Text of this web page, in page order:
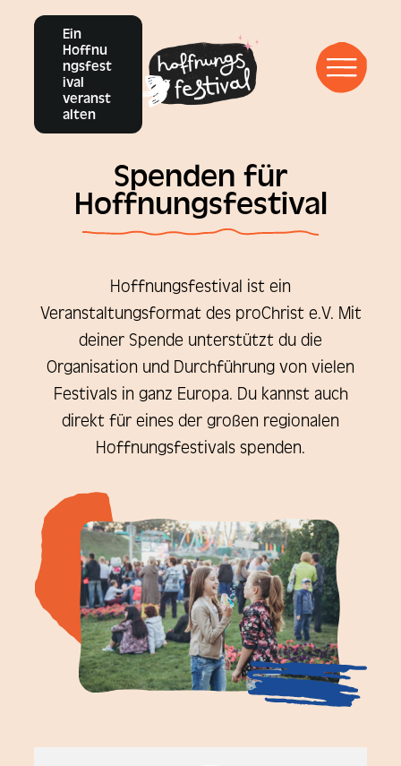
Ein
Hoffnu
ngsfest
ival
veranst
alten
Vergangene Events
Infos
Inspirations-Blog
Spenden für
Hoffnungsfestival
Hoffnungsfestival ist ein
Veranstaltungsformat des proChrist e.V. Mit
deiner Spende unterstützt du die
Organisation und Durchführung von vielen
Festivals in ganz Europa. Du kannst auch
direkt für eines der großen regionalen
Hoffnungsfestivals spenden.